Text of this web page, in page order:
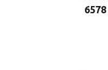
6578